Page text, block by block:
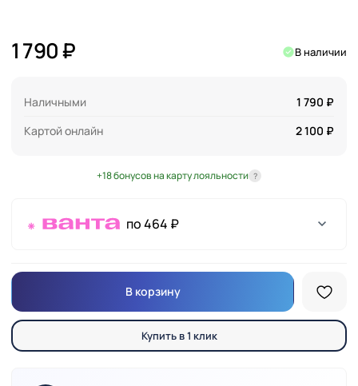
1 790 ₽ В наличии
Наличными
1 790 ₽
Картой онлайн
2 100 ₽
+18 бонусов на карту лояльности ?
по 464 ₽
В корзину
Купить в 1 клик